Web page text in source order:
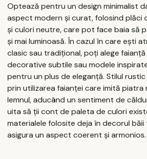
Optează pentru un design minimalist
aspect modern și curat, folosind plăci
și culori neutre, care pot face baia să
și mai luminoasă. În cazul în care ești
clasic sau tradițional, poți alege
decorative subtile sau modele
pentru un plus de eleganță. Stilul
prin utilizarea faianței care imită piatra
lemnul, aducând un sentiment de
uita să ții cont de paleta de culori
materialele folosite deja în decorul
asigura un aspect coerent și armonios.